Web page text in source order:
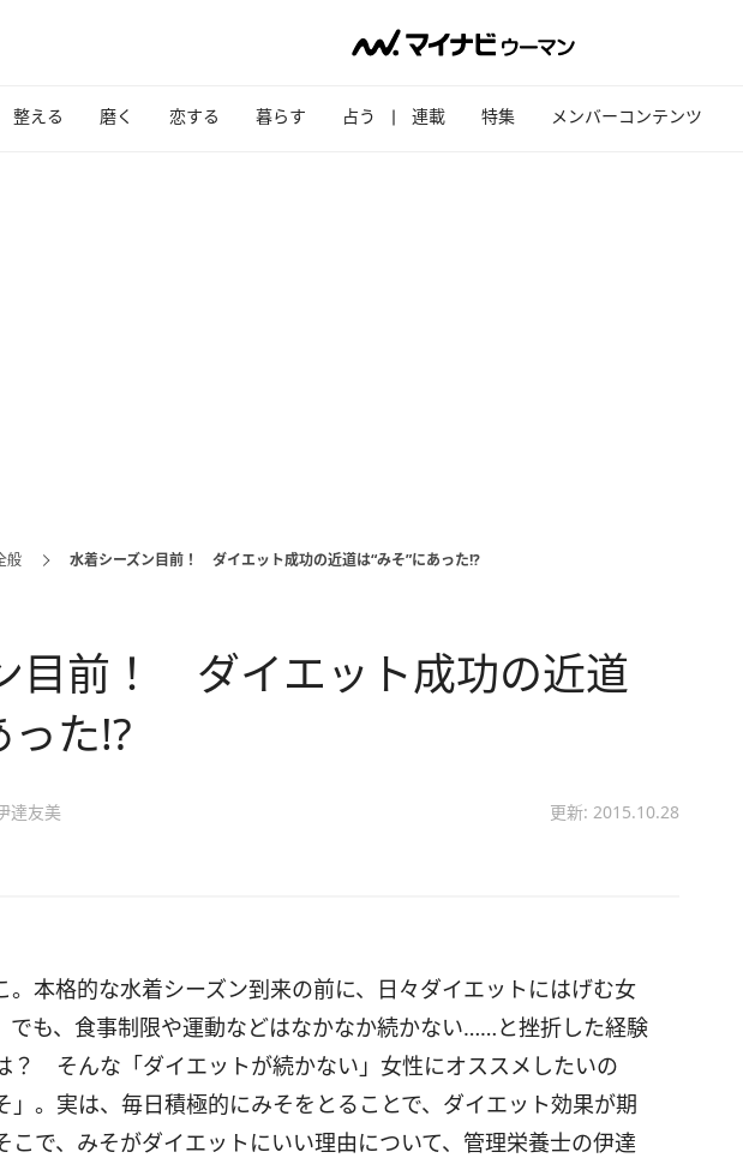
整える 磨く 恋する 暮らす 占う 連載 特集 メンバーコンテンツ
般 水着シーズン目前！ ダイエット成功の近道は“みそ”にあった!?
目前！ ダイエット成功の近道
った!?
達友美 更新: 2015.10.28
。本格的な水着シーズン到来の前に、日々ダイエットにはげむ女
でも、食事制限や運動などはなかなか続かない……と挫折した経験
？ そんな「ダイエットが続かない」女性にオススメしたいの
」。実は、毎日積極的にみそをとることで、ダイエット効果が期
こで、みそがダイエットにいい理由について、管理栄養士の伊達